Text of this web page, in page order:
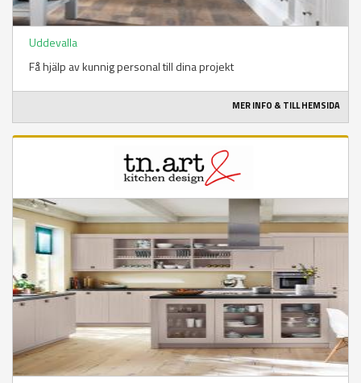
Uddevalla
Få hjälp av kunnig personal till dina projekt
MER INFO & TILL HEMSIDA